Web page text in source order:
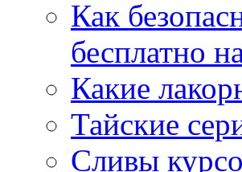
Как
бесплатно
Какие
Тайские
Сливы